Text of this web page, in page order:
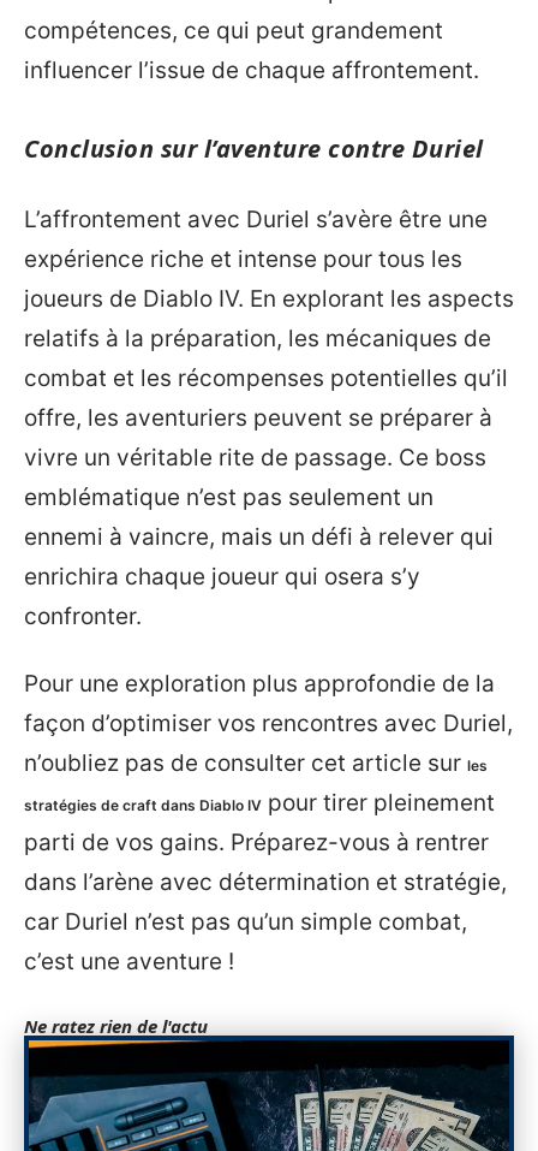
compétences, ce qui peut grandement
influencer l’issue de chaque affrontement.
Conclusion sur l’aventure contre Duriel
L’affrontement avec Duriel s’avère être une
expérience riche et intense pour tous les
joueurs de Diablo IV. En explorant les aspects
relatifs à la préparation, les mécaniques de
combat et les récompenses potentielles qu’il
offre, les aventuriers peuvent se préparer à
vivre un véritable rite de passage. Ce boss
emblématique n’est pas seulement un
ennemi à vaincre, mais un défi à relever qui
enrichira chaque joueur qui osera s’y
confronter.
Pour une exploration plus approfondie de la
façon d’optimiser vos rencontres avec Duriel,
n’oubliez pas de consulter cet article sur les
stratégies de craft dans Diablo IV pour tirer pleinement
parti de vos gains. Préparez-vous à rentrer
dans l’arène avec détermination et stratégie,
car Duriel n’est pas qu’un simple combat,
c’est une aventure !
Ne ratez rien de l'actu